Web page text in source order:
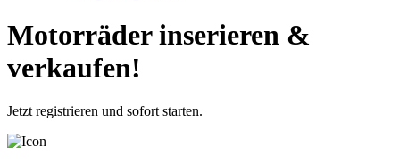
Motorräder inserieren &
verkaufen!
Jetzt registrieren und sofort starten.